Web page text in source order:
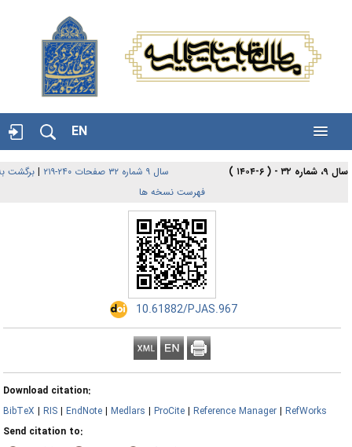
EN
۳۲ - ( ۶-۱۴۰۴ ) سال ۹ شماره ۳۲ صفحات ۲۴۰-۲۱۹ | برگشت به
فهرست نسخه ها
‎ 10.61882/PJAS.967
Download citation:
BibTeX |RIS |EndNote |Medlars |ProCite |Reference Manager |RefWorks
Send citation to: